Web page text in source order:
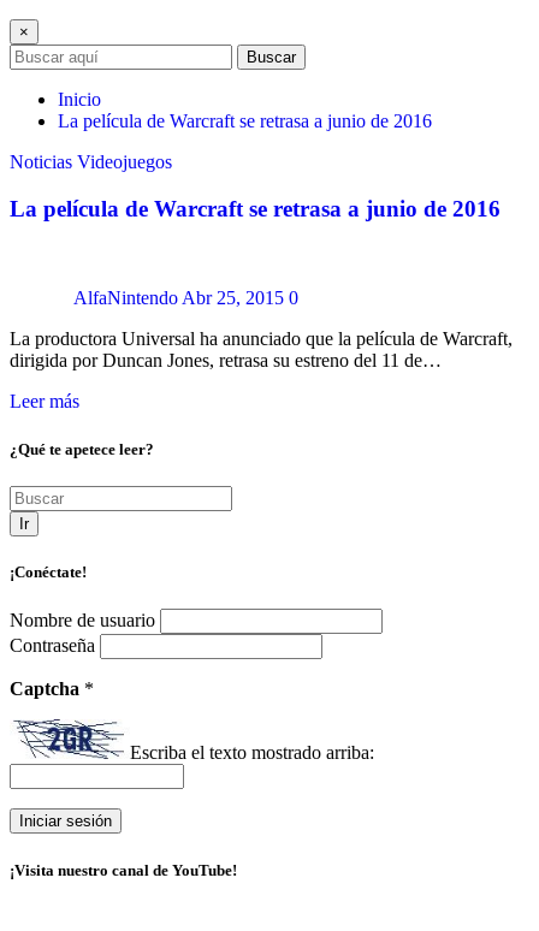
×
Buscar
Inicio
La película de Warcraft se retrasa a junio de 2016
Noticias Videojuegos
La película de Warcraft se retrasa a junio de 2016
AlfaNintendoAbr 25, 2015 0
La productora Universal ha anunciado que la película de Warcraft,
dirigida por Duncan Jones, retrasa su estreno del 11 de…
Leer más
¿Qué te apetece leer?
Ir
¡Conéctate!
Nombre de usuario
Contraseña
Captcha *
Escriba el texto mostrado arriba:
¡Visita nuestro canal de YouTube!